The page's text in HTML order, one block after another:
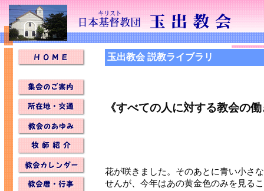
玉出教会 説教ライブラリ
《すべての人に対する教会の
花が咲きました。そのあとに青い小さ
せんが、今年はあの黄金色のみを見る